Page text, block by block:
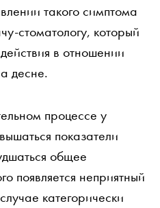
такого симптома
стоматологу, который
в отношении
десне.
процессе у
показатели
общее
появляется неприятный
категорически